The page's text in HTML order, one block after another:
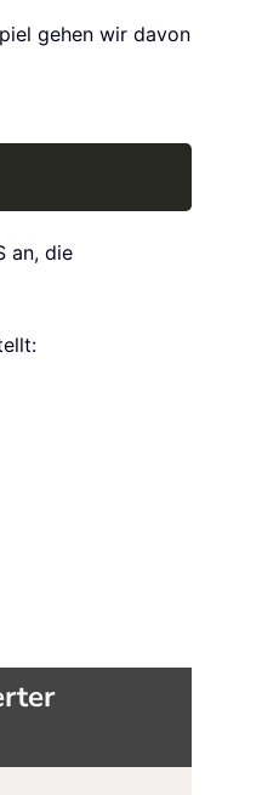
gehen wir davon
an, die